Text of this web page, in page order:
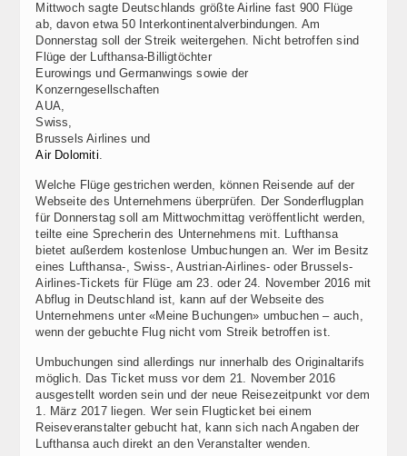
Mittwoch sagte Deutschlands größte Airline fast 900 Flüge
ab, davon etwa 50 Interkontinentalverbindungen. Am
Donnerstag soll der Streik weitergehen. Nicht betroffen sind
Flüge der Lufthansa-Billigtöchter
Eurowings und Germanwings sowie der
Konzerngesellschaften
AUA,
Swiss,
Brussels Airlines und
Air Dolomiti.
Welche Flüge gestrichen werden, können Reisende auf der
Webseite des Unternehmens überprüfen. Der Sonderflugplan
für Donnerstag soll am Mittwochmittag veröffentlicht werden,
teilte eine Sprecherin des Unternehmens mit. Lufthansa
bietet außerdem kostenlose Umbuchungen an. Wer im Besitz
eines Lufthansa-, Swiss-, Austrian-Airlines- oder Brussels-
Airlines-Tickets für Flüge am 23. oder 24. November 2016 mit
Abflug in Deutschland ist, kann auf der Webseite des
Unternehmens unter «Meine Buchungen» umbuchen – auch,
wenn der gebuchte Flug nicht vom Streik betroffen ist.
Umbuchungen sind allerdings nur innerhalb des Originaltarifs
möglich. Das Ticket muss vor dem 21. November 2016
ausgestellt worden sein und der neue Reisezeitpunkt vor dem
1. März 2017 liegen. Wer sein Flugticket bei einem
Reiseveranstalter gebucht hat, kann sich nach Angaben der
Lufthansa auch direkt an den Veranstalter wenden.